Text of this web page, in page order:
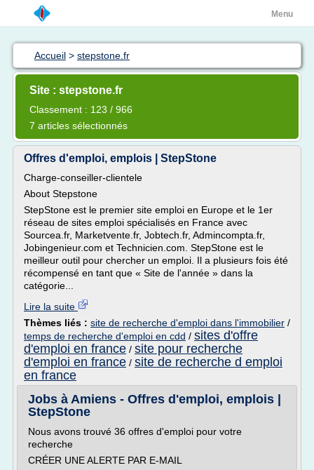
Menu
Accueil > stepstone.fr
Site : stepstone.fr
Classement : 123 / 966
7 articles sélectionnés
Offres d'emploi, emplois | StepStone
Charge-conseiller-clientele
About Stepstone
StepStone est le premier site emploi en Europe et le 1er
réseau de sites emploi spécialisés en France avec
Sourcea.fr, Marketvente.fr, Jobtech.fr, Admincompta.fr,
Jobingenieur.com et Technicien.com. StepStone est le
meilleur outil pour chercher un emploi. Il a plusieurs fois été
récompensé en tant que « Site de l'année » dans la
catégorie...
Lire la suite
Thèmes liés : site de recherche d'emploi dans l'immobilier /
temps de recherche d'emploi en cdd / sites d'offre
d'emploi en france / site pour recherche
d'emploi en france / site de recherche d emploi
en france
Jobs à Amiens - Offres d'emploi, emplois |
StepStone
Nous avons trouvé 36 offres d'emploi pour votre
recherche
CRÉER UNE ALERTE PAR E-MAIL